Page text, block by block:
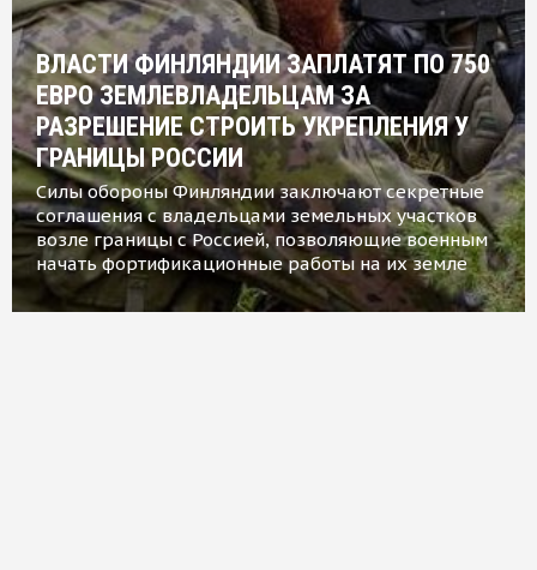
ВЛАСТИ ФИНЛЯНДИИ ЗАПЛАТЯТ ПО 750
ЕВРО ЗЕМЛЕВЛАДЕЛЬЦАМ ЗА
РАЗРЕШЕНИЕ СТРОИТЬ УКРЕПЛЕНИЯ У
ГРАНИЦЫ РОССИИ
Силы обороны Финляндии заключают секретные
соглашения с владельцами земельных участков
возле границы с Россией, позволяющие военным
начать фортификационные работы на их земле